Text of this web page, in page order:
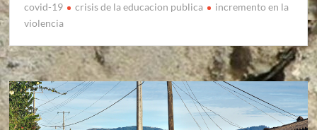
covid-19 crisis de la educacion publica
incremento en la
violencia